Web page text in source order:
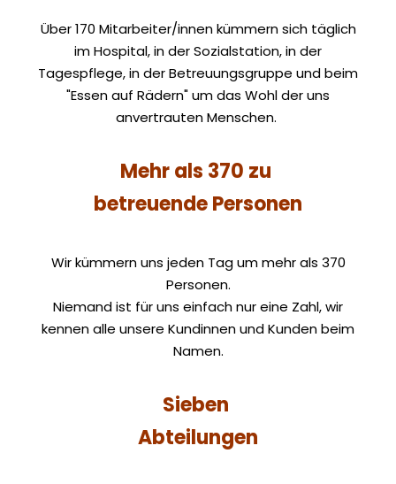
Über 170 Mitarbeiter/innen kümmern sich täglich
imHospital, in der Sozialstation, in der
Tagespflege, in der Betreuungsgruppe und beim
"Essen auf Rädern" um das Wohl der uns
anvertrauten Menschen.
Mehr als 370 zu
betreuende Personen
Wir kümmern uns jeden Tag um mehr als 370
Personen.
Niemand ist für uns einfach nur eine Zahl, wir
kennen alle unsere Kundinnen und Kunden beim
Namen.
Sieben
Abteilungen